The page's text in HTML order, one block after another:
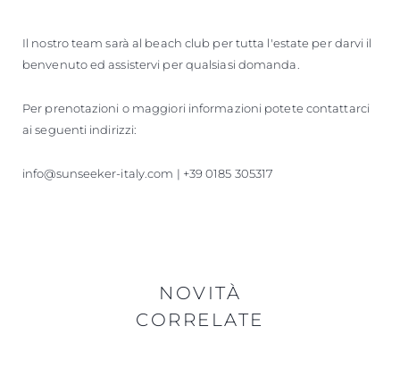
Il nostro team sarà al beach club per tutta l'estate per darvi il
benvenuto ed assistervi per qualsiasi domanda.
Per prenotazioni o maggiori informazioni potete contattarci
ai seguenti indirizzi:
info@sunseeker-italy.com | +39 0185 305317
NOVITÀ
CORRELATE